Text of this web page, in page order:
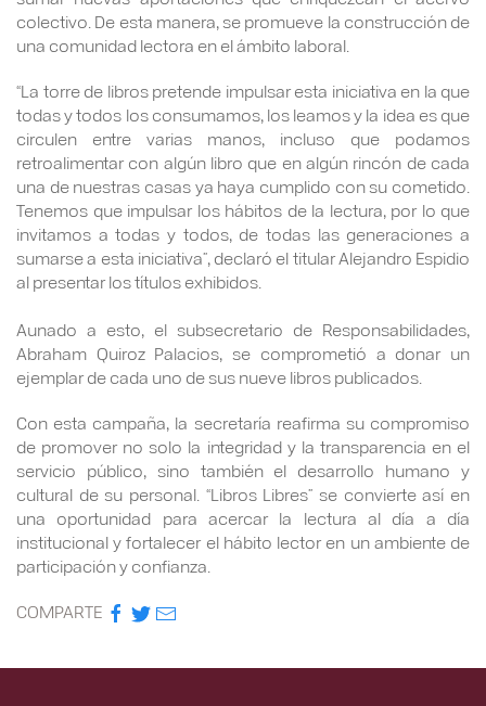
colectivo. De esta manera, se promueve la construcción de
una comunidad lectora en el ámbito laboral.
“La torre de libros pretende impulsar esta iniciativa en la que
todas y todos los consumamos, los leamos y la idea es que
circulen entre varias manos, incluso que podamos
retroalimentar con algún libro que en algún rincón de cada
una de nuestras casas ya haya cumplido con su cometido.
Tenemos que impulsar los hábitos de la lectura, por lo que
invitamos a todas y todos, de todas las generaciones a
sumarse a esta iniciativa”, declaró el titular Alejandro Espidio
al presentar los títulos exhibidos.
Aunado a esto, el subsecretario de Responsabilidades,
Abraham Quiroz Palacios, se comprometió a donar un
ejemplar de cada uno de sus nueve libros publicados.
Con esta campaña, la secretaría reafirma su compromiso
de promover no solo la integridad y la transparencia en el
servicio público, sino también el desarrollo humano y
cultural de su personal. “Libros Libres” se convierte así en
una oportunidad para acercar la lectura al día a día
institucional y fortalecer el hábito lector en un ambiente de
participación y confianza.
COMPARTE